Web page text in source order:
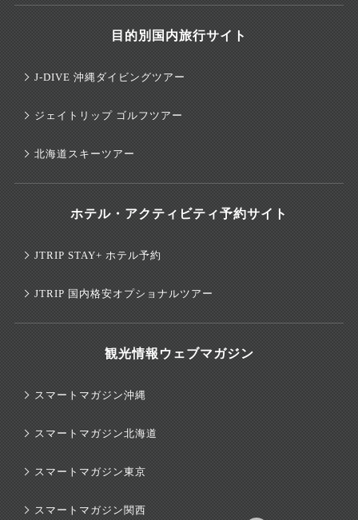
目的別国内旅行サイト
J-DIVE 沖縄ダイビングツアー
ジェイトリップ ゴルフツアー
北海道スキーツアー
ホテル・アクティビティ予約サイト
JTRIP STAY+ ホテル予約
JTRIP 国内格安オプショナルツアー
観光情報ウェブマガジン
スマートマガジン沖縄
スマートマガジン北海道
スマートマガジン東京
スマートマガジン関西